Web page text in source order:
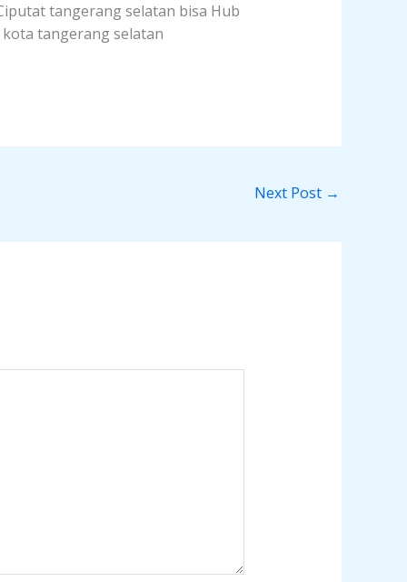
tangerang selatan bisa Hub
kota tangerang selatan
Next Post →